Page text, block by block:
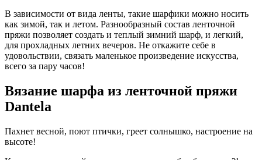
В зависимости от вида ленты, такие шарфики можно носить
как зимой, так и летом. Разнообразный состав ленточной
пряжи позволяет создать и теплый зимний шарф, и легкий,
для прохладных летних вечеров. Не откажите себе в
удовольствии, связать маленькое произведение искусства,
всего за пару часов!
Вязание шарфа из ленточной пряжи
Dantela
Пахнет весной, поют птички, греет солнышко, настроение на
высоте!